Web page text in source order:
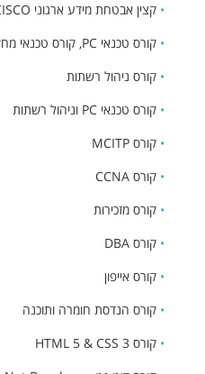
• קצין אבטחת מידע ארגוני CISCO
• קורס טכנאי PC, קורס טכנאי מחשבים
• קורס ניהול רשתות
• קורס טכנאי PC וניהול רשתות
• קורס MCITP
• קורס CCNA
• קורס מזכירות
• קורס DBA
• קורס אייפון
• קורס הנדסת חומרה ותוכנה
• קורס HTML 5 & CSS 3